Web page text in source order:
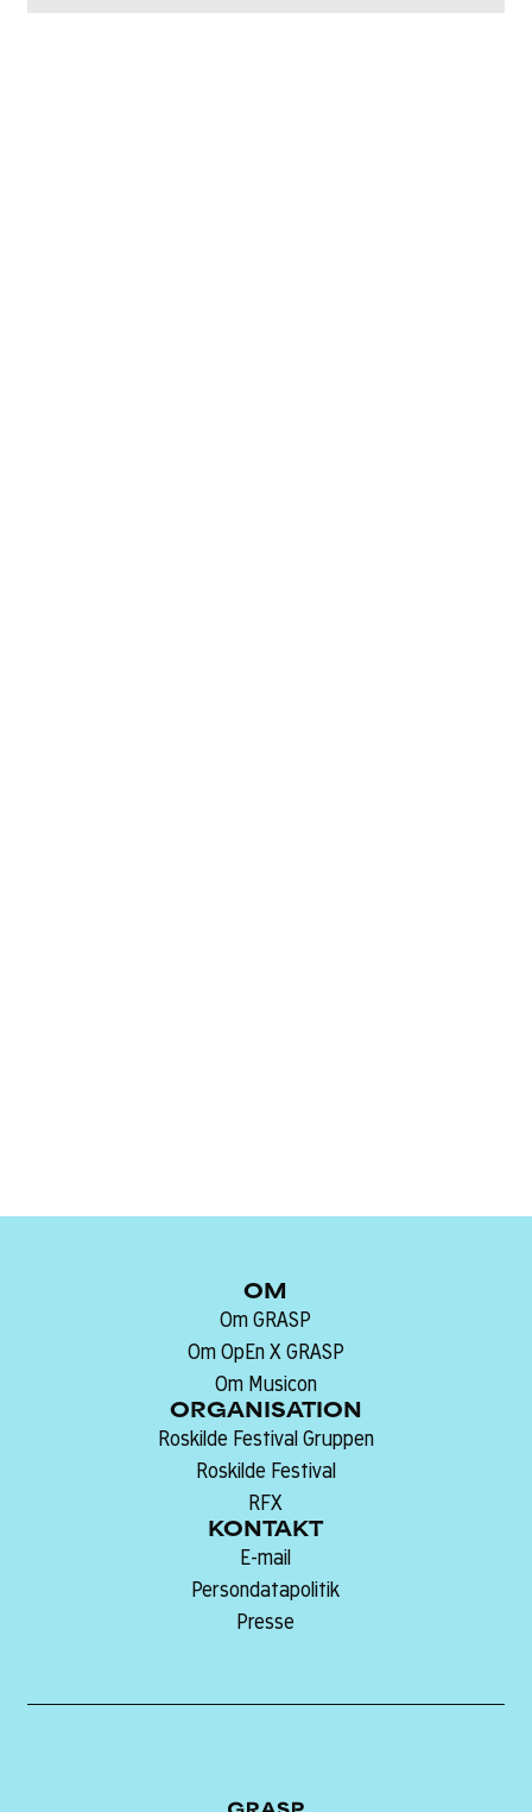
OM
Om GRASP
Om OpEn X GRASP
Om Musicon
ORGANISATION
Roskilde Festival Gruppen
Roskilde Festival
RFX
KONTAKT
E-mail
Persondatapolitik
Presse